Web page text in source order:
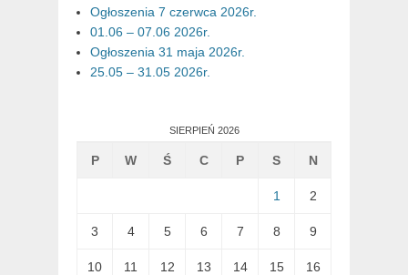
Ogłoszenia 7 czerwca 2026r.
01.06 – 07.06 2026r.
Ogłoszenia 31 maja 2026r.
25.05 – 31.05 2026r.
SIERPIEŃ 2026
P W Ś C P S N
1 2
3 4 5 6 7 8 9
10 11 12 13 14 15 16